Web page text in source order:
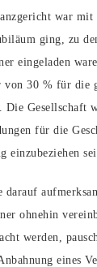
war
ging, zu
eingeladen
von 30 % für die
Die Gesellschaft
für die
einzubeziehen
darauf
ohnehin
werden,
eines